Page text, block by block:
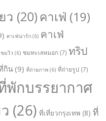
ว (20) คาเฟ่ (19)
คาเฟ่น่ารัก (6) คาเฟ่
มวิว (6) ชมทะเลหมอก (7) ทริป
กิน(9) ที่ถ่ายภาพ (6) ที่ถ่ายรูป (7)
พักบรรยากาศ
(26) ที่เที่ยวกรุงเทพ (8) ที่